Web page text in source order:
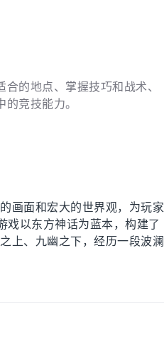
的地点、掌握技巧和战术、
竞技能力。
画面和宏大的世界观，为玩家
戏以东方神话为蓝本，构建了
上、九幽之下，经历一段波澜